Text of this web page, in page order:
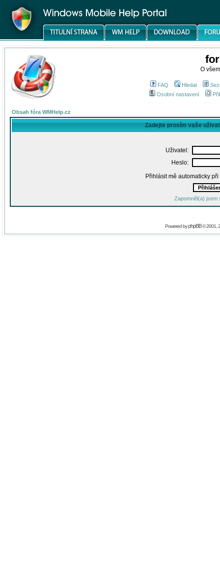
O
FAQ Hledat
Osobní nastavení
Obsah fóra WMHelp.cz
Zadejte prosím vaše
Uživatel:
Heslo:
Přihlásit mě automaticky
Zapomněl(a) jsem
Powered byphpBB© 2001,